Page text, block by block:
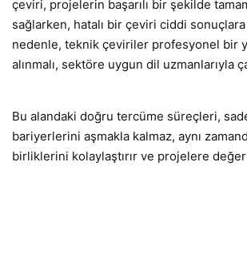
çeviri, projelerin başarılı bir şekilde
sağlarken, hatalı bir çeviri ciddi
nedenle, teknik çeviriler profesyonel bir
alınmalı, sektöre uygun dil uzmanlarıyla
Bu alandaki doğru tercüme süreçleri,
bariyerlerini aşmakla kalmaz, aynı
birliklerini kolaylaştırır ve projelere